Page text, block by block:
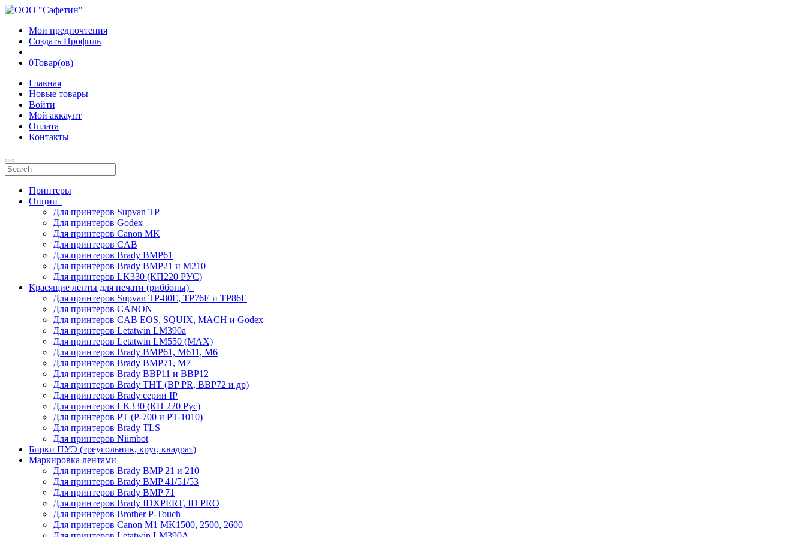
Мои предпочтения
Создать Профиль
0Товар(ов)
Главная
Новые товары
Войти
Мой аккаунт
Оплата
Контакты
Принтеры
Опции
Для принтеров Supvan TP
Для принтеров Godex
Для принтеров Canon MK
Для принтеров CAB
Для принтеров Brady BMP61
Для принтеров Brady BMP21 и M210
Для принтеров LK330 (КП220 РУС)
Красящие ленты для печати (риббоны)
Для принтеров Supvan TP-80E, TP76E и TP86E
Для принтеров CANON
Для принтеров CAB EOS, SQUIX, MACH и Godex
Для принтеров Letatwin LM390a
Для принтеров Letatwin LM550 (MAX)
Для принтеров Brady BMP61, M611, M6
Для принтеров Brady BMP71, M7
Для принтеров Brady BBP11 и BBP12
Для принтеров Brady THT (BP PR, BBP72 и др)
Для принтеров Brady серии IP
Для принтеров LK330 (КП 220 Рус)
Для принтеров PT (P-700 и PT-1010)
Для принтеров Brady TLS
Для принтеров Niimbot
Бирки ПУЭ (треугольник, круг, квадрат)
Маркировка лентами
Для принтеров Brady BMP 21 и 210
Для принтеров Brady BMP 41/51/53
Для принтеров Brady BMP 71
Для принтеров Brady IDXPERT, ID PRO
Для принтеров Brother P-Touch
Для принтеров Canon M1 MK1500, 2500, 2600